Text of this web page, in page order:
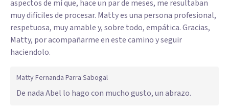
aspectos de mí que, hace un par de meses, me resultaban
muy difíciles de procesar. Matty es una persona profesional,
respetuosa, muy amable y, sobre todo, empática. Gracias,
Matty, por acompañarme en este camino y seguir
haciendolo.
Matty Fernanda Parra Sabogal
De nada Abel lo hago con mucho gusto, un abrazo.